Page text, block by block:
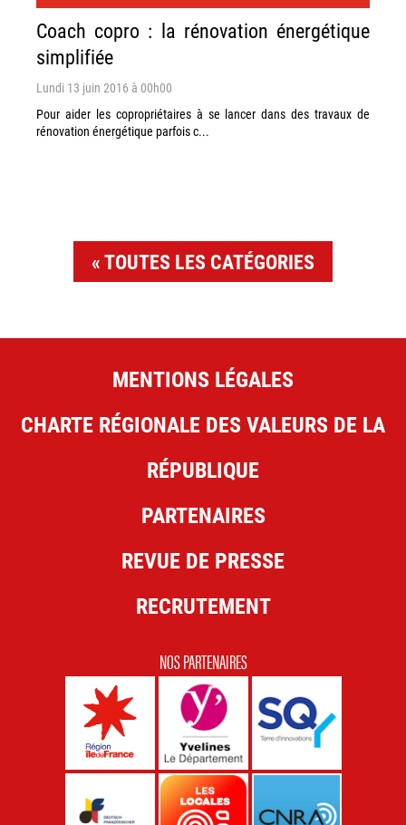
Coach copro : la rénovation énergétique
simplifiée
Lundi 13 juin 2016 à 00h00
Pour aider les copropriétaires à se lancer dans des travaux de
rénovation énergétique parfois c...
TOUTES LES CATÉGORIES
MENTIONS LÉGALES
CHARTE RÉGIONALE DES VALEURS DE LA
RÉPUBLIQUE
PARTENAIRES
REVUE DE PRESSE
RECRUTEMENT
NOS PARTENAIRES